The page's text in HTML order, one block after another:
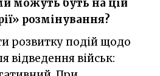
можуть буть на цій
розмінування?
розвитку подій щодо
відведення військ: